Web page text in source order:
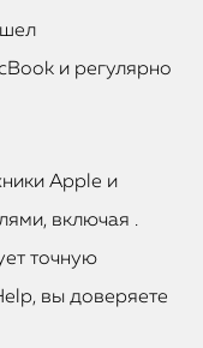
и регулярно
Apple и
включая .
точную
вы доверяете